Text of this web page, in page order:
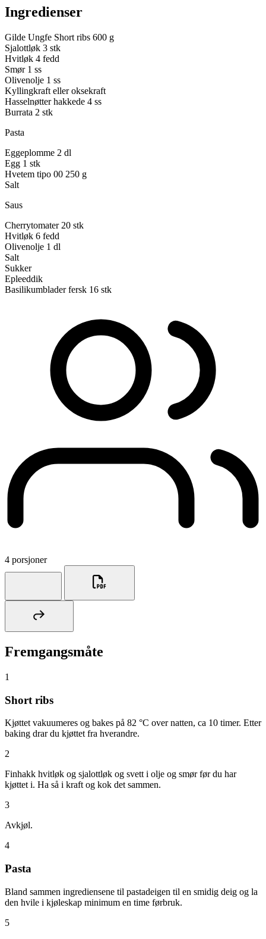
Ingredienser
Gilde Ungfe Short ribs 600 g
Sjalottløk 3 stk
Hvitløk 4 fedd
Smør 1 ss
Olivenolje 1 ss
Kyllingkraft eller oksekraft
Hasselnøtter hakkede 4 ss
Burrata 2 stk
Pasta
Eggeplomme 2 dl
Egg 1 stk
Hvetem tipo 00 250 g
Salt
Saus
Cherrytomater 20 stk
Hvitløk 6 fedd
Olivenolje 1 dl
Salt
Sukker
Epleeddik
Basilikumblader fersk 16 stk
4 porsjoner
Fremgangsmåte
1
Short ribs
Kjøttet vakuumeres og bakes på 82 °C over natten, ca 10 timer. Etter
baking drar du kjøttet fra hverandre.
2
Finhakk hvitløk og sjalottløk og svett i olje og smør før du har
kjøttet i. Ha så i kraft og kok det sammen.
3
Avkjøl.
4
Pasta
Bland sammen ingrediensene til pastadeigen til en smidig deig og la
den hvile i kjøleskap minimum en time førbruk.
5